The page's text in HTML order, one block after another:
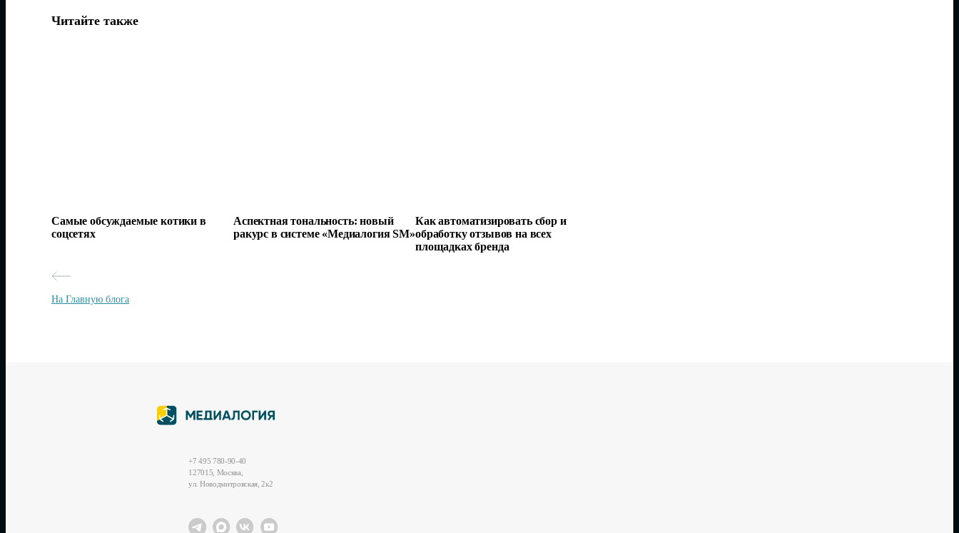
Читайте также
Самые обсуждаемые котики в
соцсетях
Аспектная тональность: новый
ракурс в системе «Медиалогия SM»
Как автоматизировать сбор и
обработку отзывов на всех
площадках бренда
На Главную блога
+7 495 780-90-40
127015, Москва,
ул. Новодмитровская, 2к2